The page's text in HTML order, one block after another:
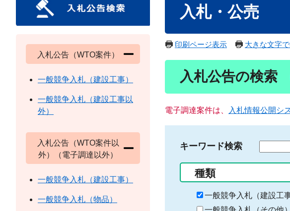
入札・公売
印刷ページ表示 大きな文字
入札公告の検索
電子調達案件は、 入札情報公開シ
キーワード検索
る
キ
ー
種類
一般競争入札（建設工事
入札公告（WTO案件）
一般競争入札（建設工事）
一般競争入札（建設工事以
外）
入札公告（WTO案件以
外）（電子調達以外）
一般競争入札（建設工事）
一般競争入札（物品）